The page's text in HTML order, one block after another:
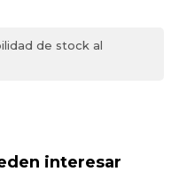
de stock al
interesar